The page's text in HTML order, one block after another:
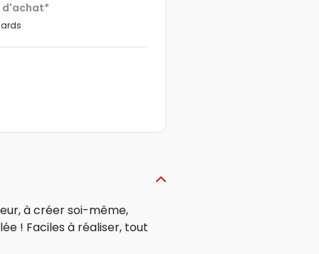
d'achat*
à créer soi-même,
! Faciles à réaliser, tout